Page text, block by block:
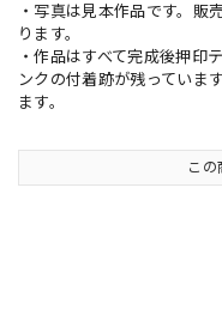
・写真は見本作品です。販
ります。
・作品はすべて完成後押印
ンクの付着跡が残っていま
ます。
この